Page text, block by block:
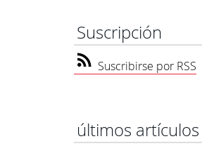
Suscripción
Suscribirse por RSS
últimos artículos